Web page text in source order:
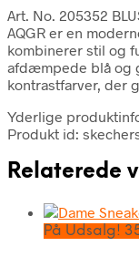
Art. No. 205352
AQGR er en
kombinerer stil og
afdæmpede blå og
kontrastfarver, der
Yderlige
Produkt id:
Relaterede
På Udsalg!